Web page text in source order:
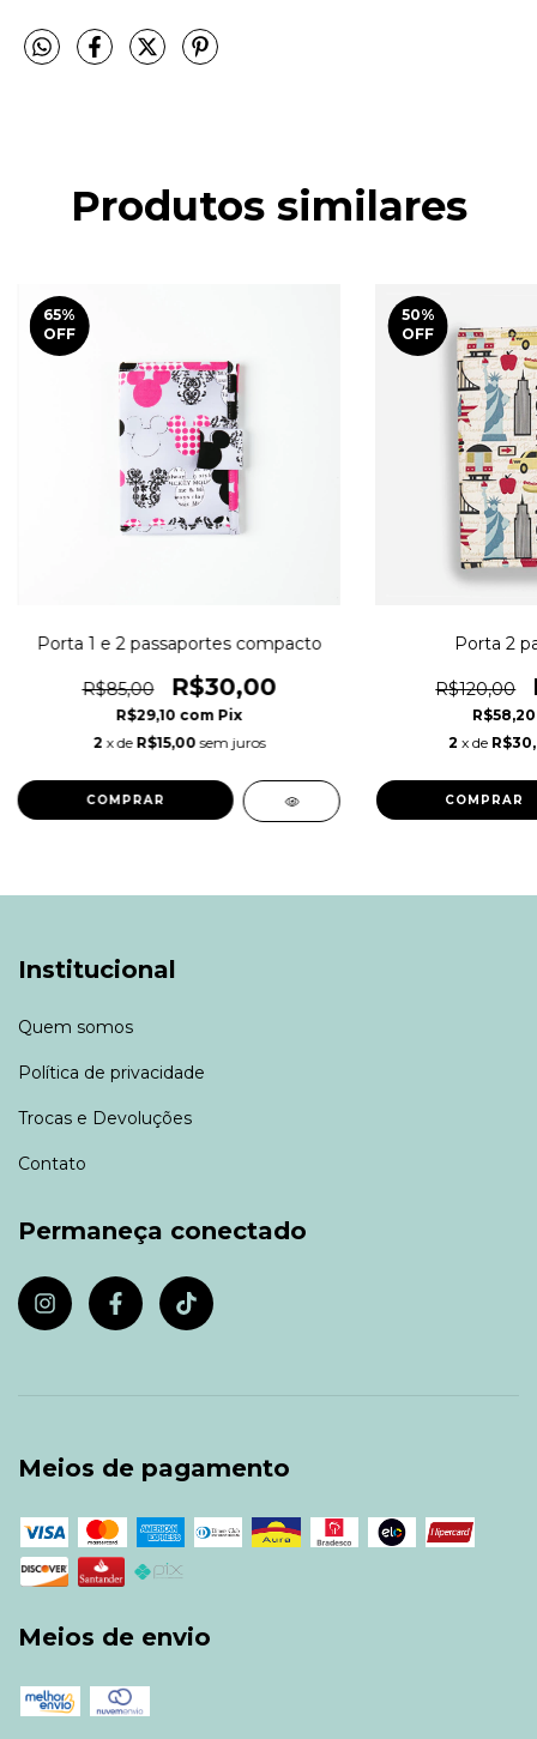
Produtos similares
65%
OFF
Porta 1 e 2 passaportes compacto
R$85,00 R$30,00
R$29,10 com Pix
2 x de R$15,00 sem juros
COMPRAR
50%
OFF
Porta 2
R$120,00
2 x de
COMPRAR
Institucional
Quem somos
Política de privacidade
Trocas e Devoluções
Contato
Permaneça conectado
Meios de pagamento
Meios de envio